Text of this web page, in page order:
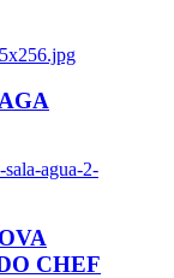
agua-2-
CHEF